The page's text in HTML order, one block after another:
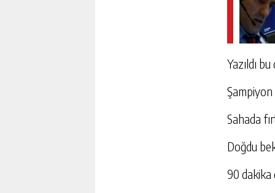
Yazıldı
Şampiyon
Sahada
Doğdu
90 dakika